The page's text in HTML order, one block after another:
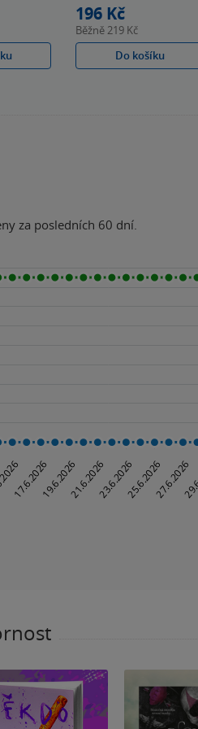
196 Kč
Běžně219 Kč
Do košíku
za posledních 60 dní.